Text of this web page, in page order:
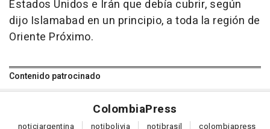
Estados Unidos e Irán que debía cubrir, según
dijo Islamabad en un principio, a toda la región de
Oriente Próximo.
Contenido patrocinado
ColombiaPress
noticiargentina notibolivia notibrasil colombiapress